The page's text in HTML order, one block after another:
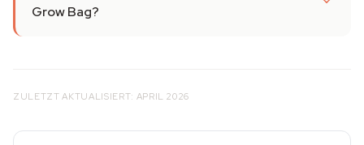
Grow Bag?
ZULETZT AKTUALISIERT: APRIL 2026